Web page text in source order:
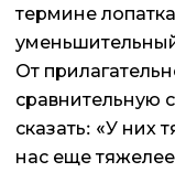
термине
От
сравнительную
сказать: «У них
нас еще